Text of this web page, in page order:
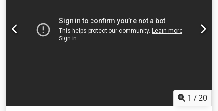
1 /20